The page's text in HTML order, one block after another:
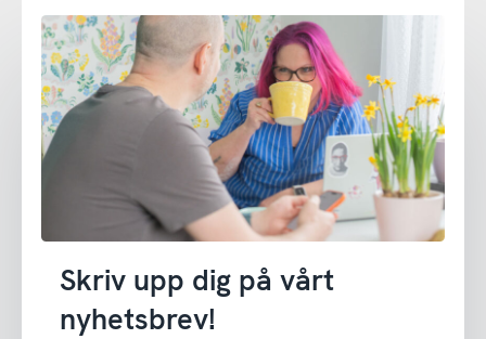
Skriv upp dig på vårt
nyhetsbrev!